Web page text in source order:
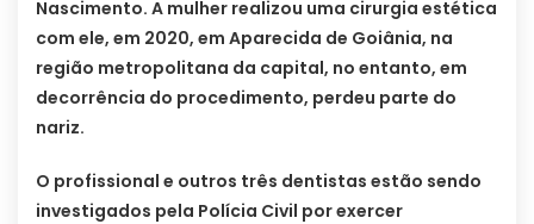
Nascimento. A mulher realizou uma cirurgia estética
com ele, em 2020, em Aparecida de Goiânia, na
região metropolitana da capital, no entanto, em
decorrência do procedimento, perdeu parte do
nariz.
O profissional e outros três dentistas estão sendo
investigados pela Polícia Civil por exercer